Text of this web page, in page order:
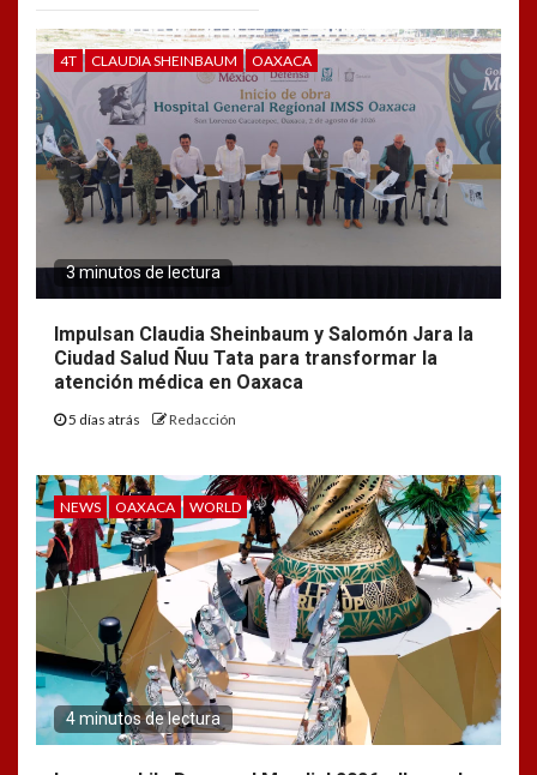
4T CLAUDIA SHEINBAUM OAXACA
3 minutos de lectura
Impulsan Claudia Sheinbaum y Salomón Jara la
Ciudad Salud Ñuu Tata para transformar la
atención médica en Oaxaca
5 días atrás Redacción
NEWS OAXACA WORLD
4 minutos de lectura